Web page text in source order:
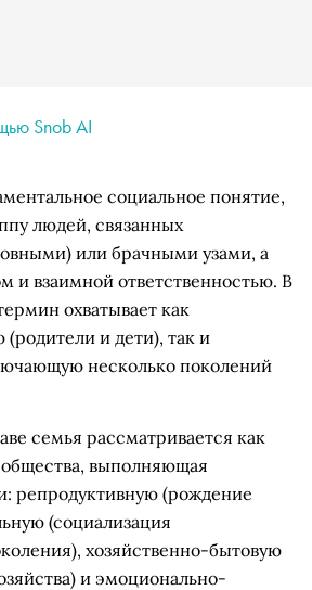
Snob AI
социальное понятие,
людей, связанных
или брачными узами, а
и взаимной ответственностью. В
охватывает как
и дети), так и
несколько поколений
семья рассматривается как
выполняющая
репродуктивную (рождение
(социализация
хозяйственно-бытовую
и эмоционально-